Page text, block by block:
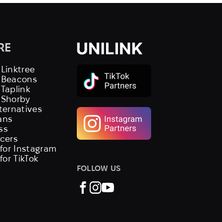
for Instagram
TikTok
FOLLOW US